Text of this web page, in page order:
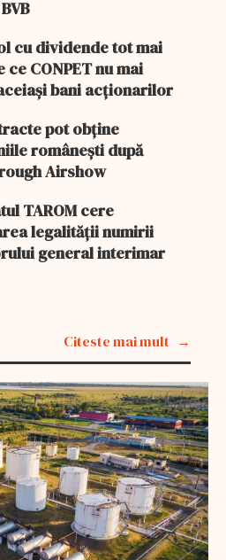
cu dividende tot mai
ce CONPET nu mai
bani acționarilor
pot obține
românești după
Airshow
TAROM cere
legalității numirii
general interimar
Citeste mai mult